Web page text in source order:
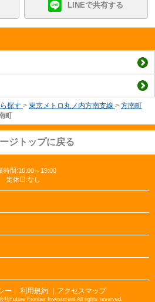
LINEで共有する
探す > 東京メトロ丸ノ内方南支線 > 方南町
町
ジトップに戻る
時間:10:00～19:00
定休日:なし
ー 利用規約 ｜アクセスマップ
社Future Frontier Investment All rights reserved.